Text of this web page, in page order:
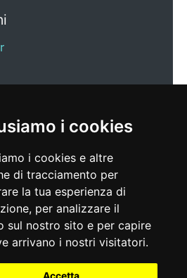
i cookies
i cookies e altre
di tracciamento per
la tua esperienza di
per analizzare il
sul nostro sito e per capire
arrivano i nostri visitatori.
Accetta
Legali | Cookie|